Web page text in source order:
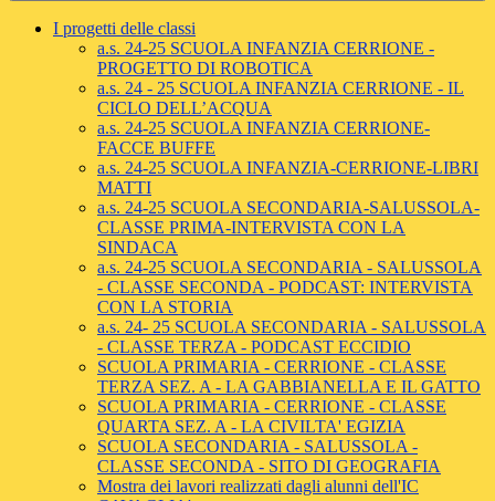
I progetti delle classi
a.s. 24-25 SCUOLA INFANZIA CERRIONE -
PROGETTO DI ROBOTICA
a.s. 24 - 25 SCUOLA INFANZIA CERRIONE - IL
CICLO DELL’ACQUA
a.s. 24-25 SCUOLA INFANZIA CERRIONE-
FACCE BUFFE
a.s. 24-25 SCUOLA INFANZIA-CERRIONE-LIBRI
MATTI
a.s. 24-25 SCUOLA SECONDARIA-SALUSSOLA-
CLASSE PRIMA-INTERVISTA CON LA
SINDACA
a.s. 24-25 SCUOLA SECONDARIA - SALUSSOLA
- CLASSE SECONDA - PODCAST: INTERVISTA
CON LA STORIA
a.s. 24- 25 SCUOLA SECONDARIA - SALUSSOLA
- CLASSE TERZA - PODCAST ECCIDIO
SCUOLA PRIMARIA - CERRIONE - CLASSE
TERZA SEZ. A - LA GABBIANELLA E IL GATTO
SCUOLA PRIMARIA - CERRIONE - CLASSE
QUARTA SEZ. A - LA CIVILTA' EGIZIA
SCUOLA SECONDARIA - SALUSSOLA -
CLASSE SECONDA - SITO DI GEOGRAFIA
Mostra dei lavori realizzati dagli alunni dell'IC